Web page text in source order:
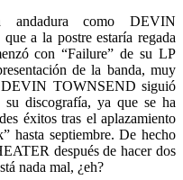
andadura como DEVIN
a la postre estaría regada
con “Failure” de su LP
de la banda, muy
DEVIN TOWNSEND siguió
su discografía, ya que se ha
éxitos tras el aplazamiento
hasta septiembre. De hecho
después de hacer dos
nada mal, ¿eh?